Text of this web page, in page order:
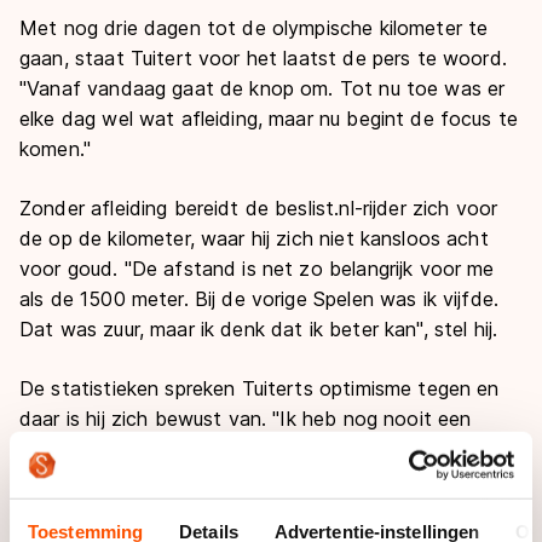
Toestemming Details Advertentie-instellingen
Met nog drie dagen tot de olympische kilometer te
gaan, staat Tuitert voor het laatst de pers te woord.
"Vanaf vandaag gaat de knop om. Tot nu toe was er
elke dag wel wat afleiding, maar nu begint de focus te
komen."
Zonder afleiding bereidt de beslist.nl-rijder zich voor
de op de kilometer, waar hij zich niet kansloos acht
voor goud. "De afstand is net zo belangrijk voor me
als de 1500 meter. Bij de vorige Spelen was ik vijfde.
Dat was zuur, maar ik denk dat ik beter kan", stel hij.
De statistieken spreken Tuiterts optimisme tegen en
daar is hij zich bewust van. "Ik heb nog nooit een
1000 meter bij een internationale wedstrijd gewonnen.
Maar daarvoor zijn we bij de Spelen."